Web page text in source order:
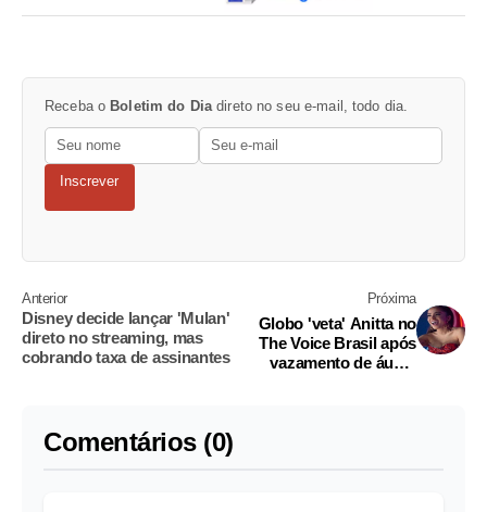
Receba o Boletim do Diadireto no seu e-mail, todo dia.
Inscrever
Anterior
Disney decide lançar 'Mulan'
direto no streaming, mas
cobrando taxa de assinantes
Próxima
Globo 'veta' Anitta no
The Voice Brasil após
vazamento de áudio
Comentários (0)